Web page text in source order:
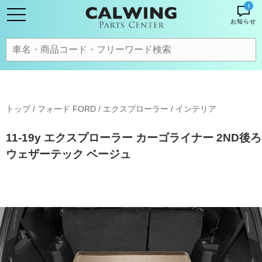
!
お知らせ
トップ/ フォード FORD / エクスプローラー / インテリア
11-19y エクスプローラー カーゴライナー 2ND後ろ
ウェザーテック ベージュ